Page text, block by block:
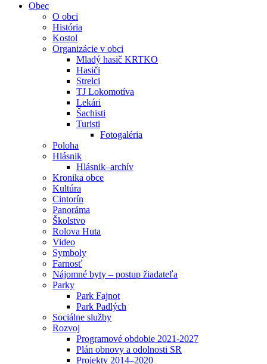
Obec
O obci
História
Kostol
Organizácie v obci
Mladý hasič KRTKO
Hasiči
Strelci
TJ Lokomotíva
Lekári
Šachisti
Turisti
Fotogaléria
Poloha
Hlásnik
Hlásnik–archív
Kronika obce
Kultúra
Cintorín
Panoráma
Školstvo
Rolova Huta
Video
Symboly
Farnosť
Nájomné byty – postup žiadateľa
Parky
Park Fajnot
Park Padlých
Sociálne služby
Rozvoj
Programové obdobie 2021-2027
Plán obnovy a odolnosti SR
Projekty 2014–2020